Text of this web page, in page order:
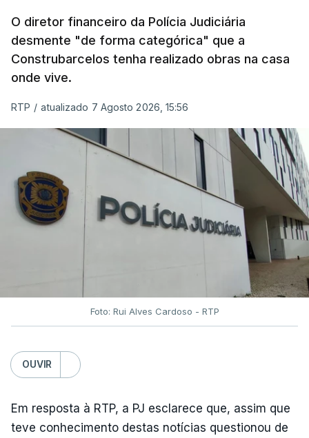
O diretor financeiro da Polícia Judiciária
desmente "de forma categórica" que a
Construbarcelos tenha realizado obras na casa
onde vive.
RTP / atualizado 7 Agosto 2026, 15:56
Foto: Rui Alves Cardoso - RTP
OUVIR
Em resposta à RTP, a PJ esclarece que, assim que
teve conhecimento destas notícias questionou de